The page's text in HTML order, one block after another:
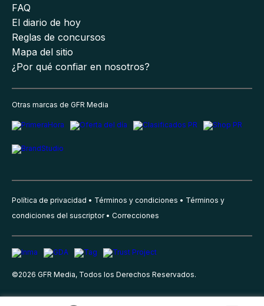
FAQ
El diario de hoy
Reglas de concursos
Mapa del sitio
¿Por qué confiar en nosotros?
Otras marcas de GFR Media
Política de privacidad Términos y condiciones
Términos y
condiciones del suscriptor
Correcciones
©2026 GFR Media, Todos los Derechos Reservados.